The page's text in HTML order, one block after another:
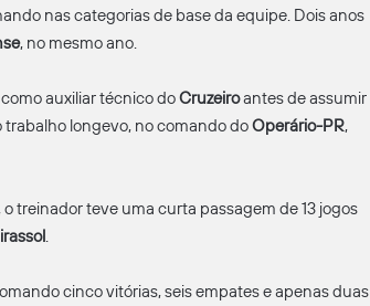
nas categorias de base da equipe. Dois anos
, no mesmo ano.
auxiliar técnico doCruzeiroantes de assumir
longevo, no comando doOperário-PR,
treinador teve uma curta passagem de 13 jogos
.
cinco vitórias, seis empates e apenas duas